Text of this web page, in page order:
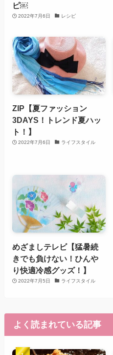
ピ￼
2022年7月6日 レシピ
ZIP【夏ファッション
3DAYS！トレンド夏ハッ
ト！】
2022年7月6日 ライフスタイル
めざましテレビ【猛暑続
きでも負けない！ひんや
り快適冷感グッズ！】
2022年7月5日 ライフスタイル
よく読まれている記事